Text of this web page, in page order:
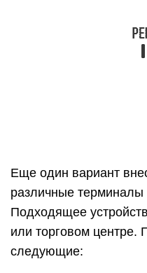
Еще один вариант
различные терминалы
Подходящее
или торговом центре.
следующие: